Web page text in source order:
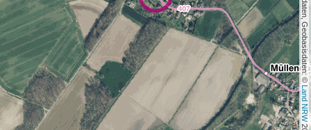
, Kartendaten, Geobasisdaten: ©
Land NRW